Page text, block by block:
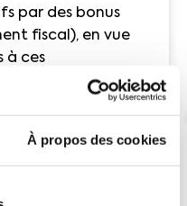
À propos des cookies
par des bonus
fiscal), en vue
à ces
ne le sont